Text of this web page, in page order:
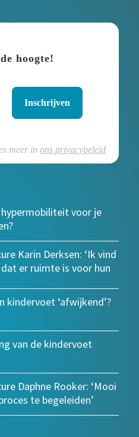
hoogte!
meer inons privacybeleid
voor je
Karin Derksen: ‘Ik vind
er ruimte is voor hun
kindervoet ‘afwijkend’?
van de kindervoet
Daphne Rooker: ‘Mooi
te begeleiden’